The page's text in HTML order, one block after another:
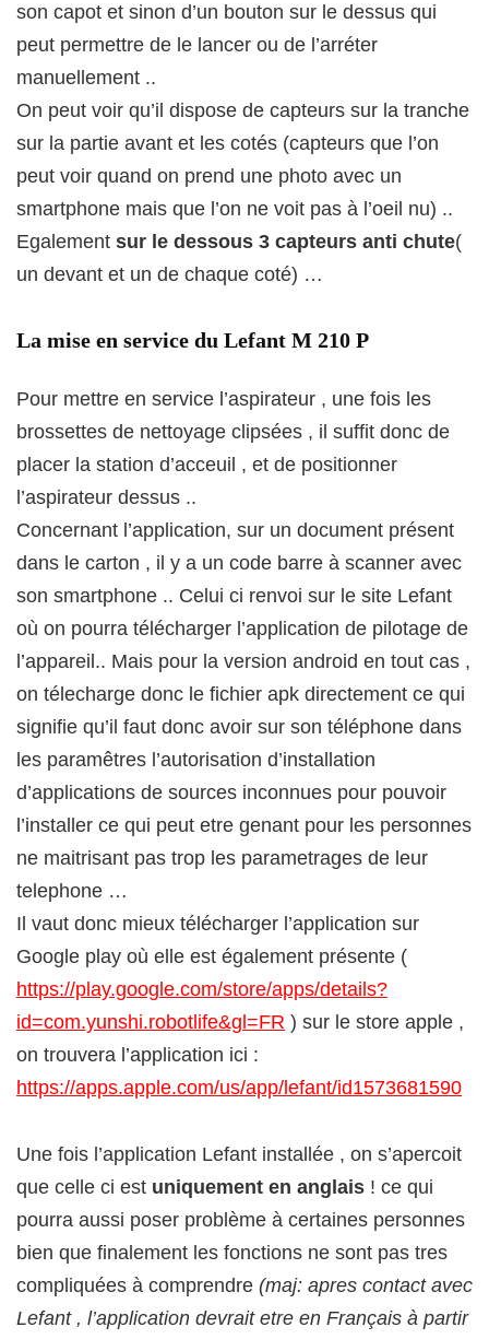
son capot et sinon d’un bouton sur le dessus qui
peut permettre de le lancer ou de l’arréter
manuellement ..
On peut voir qu’il dispose de capteurs sur la tranche
sur la partie avant et les cotés (capteurs que l’on
peut voir quand on prend une photo avec un
smartphone mais que l’on ne voit pas à l’oeil nu) ..
Egalement sur le dessous 3 capteurs anti chute(
un devant et un de chaque coté) …
La mise en service du Lefant M 210 P
Pour mettre en service l’aspirateur , une fois les
brossettes de nettoyage clipsées , il suffit donc de
placer la station d’acceuil , et de positionner
l’aspirateur dessus ..
Concernant l’application, sur un document présent
dans le carton , il y a un code barre à scanner avec
son smartphone .. Celui ci renvoi sur le site Lefant
où on pourra télécharger l’application de pilotage de
l’appareil.. Mais pour la version android en tout cas ,
on télecharge donc le fichier apk directement ce qui
signifie qu’il faut donc avoir sur son téléphone dans
les paramêtres l’autorisation d’installation
d’applications de sources inconnues pour pouvoir
l’installer ce qui peut etre genant pour les personnes
ne maitrisant pas trop les parametrages de leur
telephone …
Il vaut donc mieux télécharger l’application sur
Google play où elle est également présente (
https://play.google.com/store/apps/details?
id=com.yunshi.robotlife&gl=FR ) sur le store apple ,
on trouvera l’application ici :
https://apps.apple.com/us/app/lefant/id1573681590
Une fois l’application Lefant installée , on s’apercoit
que celle ci est uniquement en anglais ! ce qui
pourra aussi poser problème à certaines personnes
bien que finalement les fonctions ne sont pas tres
compliquées à comprendre (maj: apres contact avec
Lefant , l’application devrait etre en Français à partir